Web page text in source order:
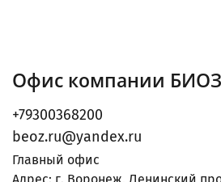
Офис компании БИОЗ
+79300368200
beoz.ru@yandex.ru
Главный офис